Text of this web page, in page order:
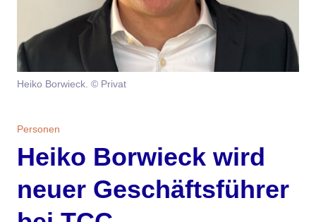
Branche
Studien
Aktuelle Ausgabe
Ausgabenarchiv
Kontakt
Team
Heiko Borwieck. © Privat
Personen
Heiko Borwieck wird
neuer Geschäftsführer